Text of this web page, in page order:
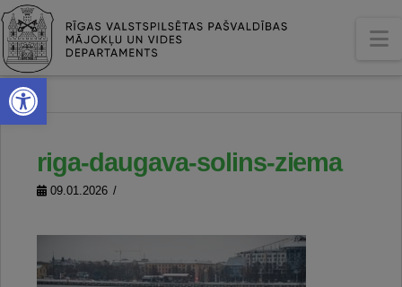
Open toolbar
riga-daugava-solins-ziema
09.01.2026